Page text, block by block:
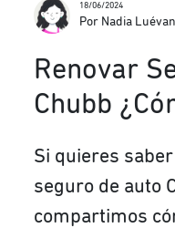
18/06/2024
Por Nadia
Renovar
Chubb
Si quieres
seguro de auto
compartimos